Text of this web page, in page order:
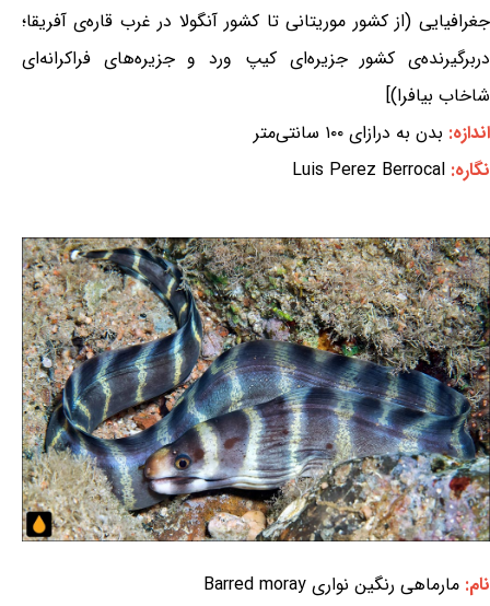
جغرافیایی (از کشور موریتانی تا کشور آنگولا در غرب قاره‌ی آفریقا؛
دربرگیرنده‌ی کشور جزیره‌ای کیپ ورد و جزیره‌های فراکرانه‌ای
شاخاب بیافرا)]
اندازه: بدن به درازای ۱۰۰ سانتی‌متر
نگاره: Luis Perez Berrocal
نام: مارماهی رنگین نواری Barred moray